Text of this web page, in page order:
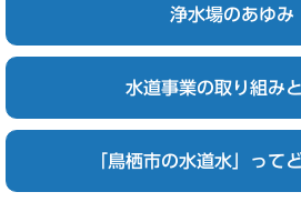
浄水場のあゆみ
水道事業の取り組み
「鳥栖市の水道水」って